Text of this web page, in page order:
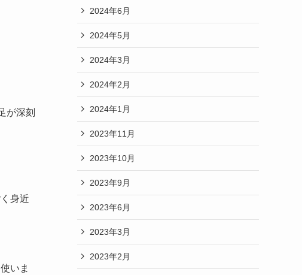
が深刻
身近
いま
2024年6月
2024年5月
2024年3月
2024年2月
2024年1月
2023年11月
2023年10月
2023年9月
2023年6月
2023年3月
2023年2月